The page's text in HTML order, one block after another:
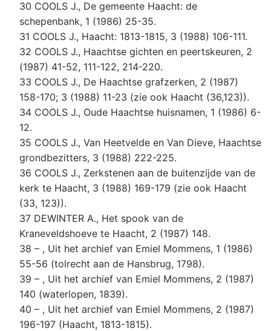
30 COOLS J., De gemeente Haacht: de
schepenbank, 1 (1986) 25-35.
31 COOLS J., Haacht: 1813-1815, 3 (1988) 106-111.
32 COOLS J., Haachtse gichten en peertskeuren, 2
(1987) 41-52, 111-122, 214-220.
33 COOLS J., De Haachtse grafzerken, 2 (1987)
158-170; 3 (1988) 11-23 (zie ook Haacht (36,123)).
34 COOLS J., Oude Haachtse huisnamen, 1 (1986) 6-
12.
35 COOLS J., Van Heetvelde en Van Dieve, Haachtse
grondbezitters, 3 (1988) 222-225.
36 COOLS J., Zerkstenen aan de buitenzijde van de
kerk te Haacht, 3 (1988) 169-179 (zie ook Haacht
(33, 123)).
37 DEWINTER A., Het spook van de
Kraneveldshoeve te Haacht, 2 (1987) 148.
38 – , Uit het archief van Emiel Mommens, 1 (1986)
55-56 (tolrecht aan de Hansbrug, 1798).
39 – , Uit het archief van Emiel Mommens, 2 (1987)
140 (waterlopen, 1839).
40 – , Uit het archief van Emiel Mommens, 2 (1987)
196-197 (Haacht, 1813-1815).